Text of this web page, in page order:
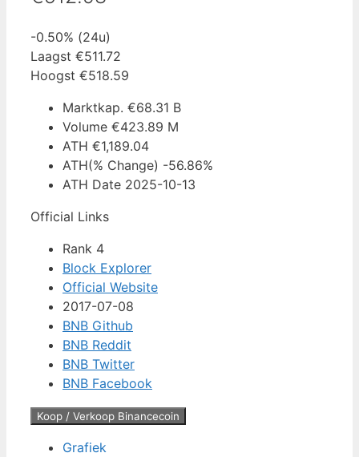
-0.50% (24u)
Laagst €511.72
Hoogst €518.59
Marktkap. €68.31 B
Volume €423.89 M
ATH €1,189.04
ATH(% Change) -56.86%
ATH Date 2025-10-13
Official Links
Rank 4
Block Explorer
Official Website
2017-07-08
BNB Github
BNB Reddit
BNB Twitter
BNB Facebook
Koop / Verkoop Binancecoin
Grafiek